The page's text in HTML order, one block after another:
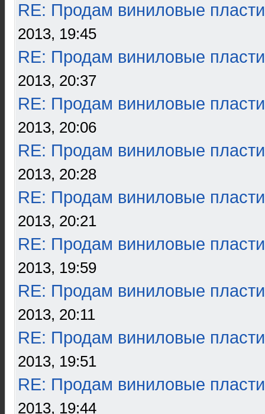
RE: Продам виниловые
2013, 19:45
RE: Продам виниловые
2013, 20:37
RE: Продам виниловые
2013, 20:06
RE: Продам виниловые
2013, 20:28
RE: Продам виниловые
2013, 20:21
RE: Продам виниловые
2013, 19:59
RE: Продам виниловые
2013, 20:11
RE: Продам виниловые
2013, 19:51
RE: Продам виниловые
2013, 19:44